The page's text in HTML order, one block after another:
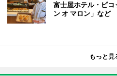
富士屋ホテル・ピ
ン オ マロン」など
もっと見